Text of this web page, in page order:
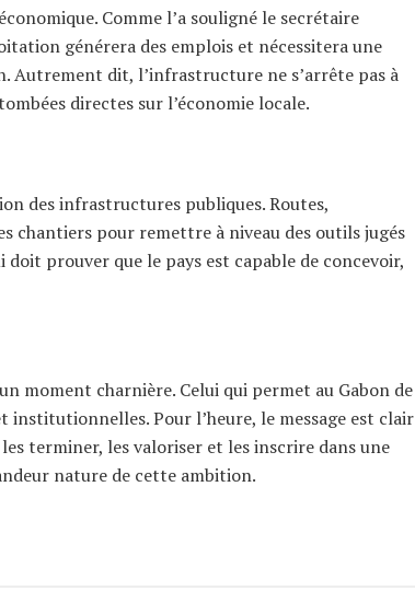
Comme l’a souligné le secrétaire
générera des emplois et nécessitera une
Autrement dit, l’infrastructure ne s’arrête pas à
directes sur l’économie locale.
des infrastructures publiques. Routes,
chantiers pour remettre à niveau des outils jugés
prouver que le pays est capable de concevoir,
moment charnière. Celui qui permet au Gabon de
institutionnelles. Pour l’heure, le message est clair
terminer, les valoriser et les inscrire dans une
nature de cette ambition.